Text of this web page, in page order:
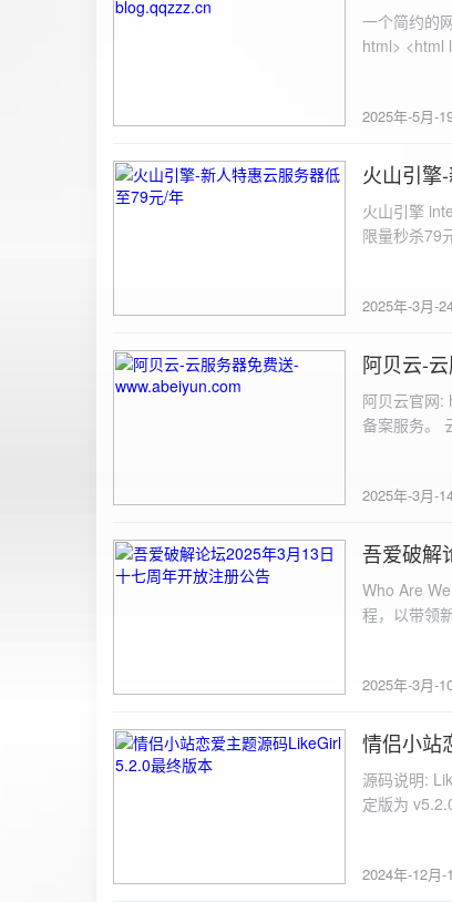
100%; height: 30px; background-color: #ddd; border-radius: 4px; margin-top: 20px; overflow: hidden; }
.progress-fill { height: 100%; background-color: #4caf50; width: 0; line-height: 30px;
border-radius: 4px; background-color: #f9f9f9; font-size: 16px;
或成功的提示信息样式 */ .result.success {
image { margin-top: 20px; max-width: 100%; height: auto; border-radius: 4px; border: 1px solid #ddd; }
</style> </head> <body> <div
<input type="file"
e.preventDefault(); const fileInput =
(!file) { resultDiv.innerHTML = '<p class="error">请先选择文件！</p>'; return; } const formData = new
FormData(); formData.append('file', file); const xhr = new XMLHttpRequest(); xhr.open('POST',
'https://api.xinyew.cn/api/360tc',
Math.round(percentComplete) +
图片链接: <a
${data.data.imgFile}</p> <img
else { resultDiv.innerHTML = `<p class="error">${data.error}</p>`; } } else { resultDiv.innerHTML = `<p
class="error">请求失败
一个简约的网站导航源码单页，直接新建index.html 把下方源码粘贴进去修改保存即可。 <!DOCTYPE html> <html lang="zh"> <head> <meta charset="UTF-8"> <meta name="viewport" content="width=device-width, initial-scale=1.0"> <title>导航网站 -blog.qqzzz.cn</title> <meta name="keywords" content="双虹云博客"> <meta name="description" content="双虹云博客。"> <meta name="author" content="导航网站"> <meta name="robots" content="index,follow"> <meta property="og:title" content="导航网站 - "> <meta property="og:description" content="双虹云。"> <meta property="og:type" content="website"> <link rel="icon" href="https://blog.qqzzz.cn/favicon.ico" type="image/x-icon"> <link rel="shortcut icon" href="https://blog.qqzzz.cn/favicon.ico" type="image/x-icon"> <style> /* 基础样式 */ * { margin: 0; padding: 0; box-sizing: border-box; } /* 主体样式 */ body {
2025年-5月-
2025-3-24
火山引擎
火山引擎
限量秒杀79
2025年-3月-
2025-3-14
阿贝云-
阿贝云官网:
备案服务。
2025年-3月-
2025-3-10
吾爱破解
Who Are
程，以带领
严格的处理
2025年-3月-
2024-12-10
情侣小站
源码说明:
定版为
2024年-12月-